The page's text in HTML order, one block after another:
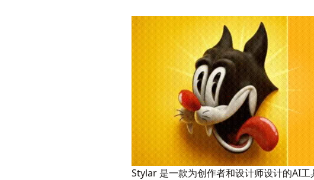
Stylar 是一款为创作者和设计师设计的AI